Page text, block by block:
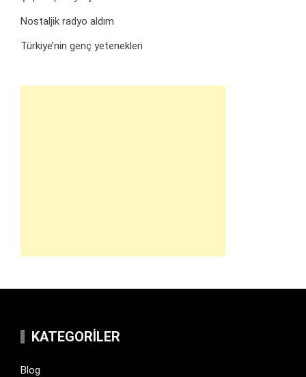
Nostaljik radyo aldım
Türkiye’nin genç yetenekleri
KATEGORILER
Blog